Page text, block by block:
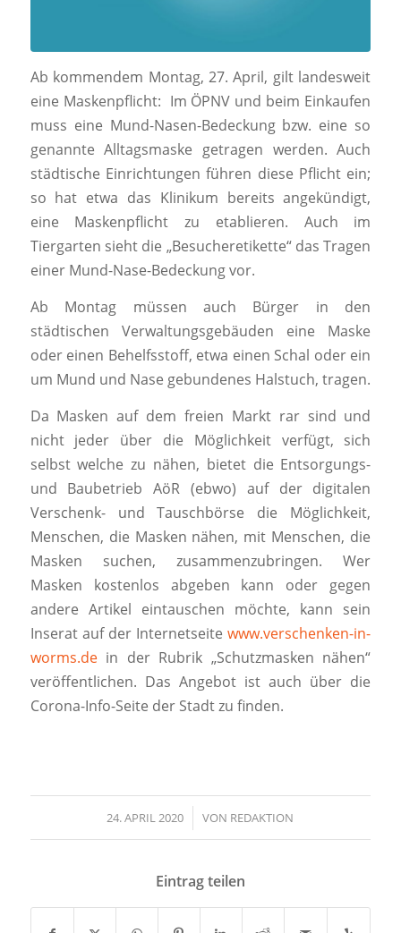
Ab kommendem Montag, 27. April, gilt landesweit
eine Maskenpflicht: Im ÖPNV und beim Einkaufen
muss eine Mund-Nasen-Bedeckung bzw. eine so
genannte Alltagsmaske getragen werden. Auch
städtische Einrichtungen führen diese Pflicht ein;
so hat etwa das Klinikum bereits angekündigt,
eine Maskenpflicht zu etablieren. Auch im
Tiergarten sieht die „Besucheretikette“ das Tragen
einer Mund-Nase-Bedeckung vor.
Ab Montag müssen auch Bürger in den
städtischen Verwaltungsgebäuden eine Maske
oder einen Behelfsstoff, etwa einen Schal oder ein
um Mund und Nase gebundenes Halstuch, tragen.
Da Masken auf dem freien Markt rar sind und
nicht jeder über die Möglichkeit verfügt, sich
selbst welche zu nähen, bietet die Entsorgungs-
und Baubetrieb AöR (ebwo) auf der digitalen
Verschenk- und Tauschbörse die Möglichkeit,
Menschen, die Masken nähen, mit Menschen, die
Masken suchen, zusammenzubringen. Wer
Masken kostenlos abgeben kann oder gegen
andere Artikel eintauschen möchte, kann sein
Inserat auf der Internetseitewww.verschenken-in-
worms.dein der Rubrik „Schutzmasken nähen“
veröffentlichen. Das Angebot ist auch über die
Corona-Info-Seite der Stadt zu finden.
24. APRIL 2020
/ VON REDAKTION
Eintrag teilen